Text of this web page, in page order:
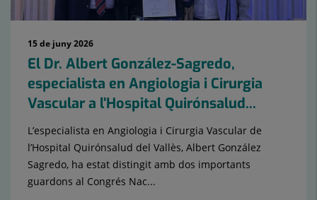
15 de juny 2026
El Dr. Albert González-Sagredo,
especialista en Angiologia i Cirurgia
Vascular a l’Hospital Quirónsalud...
L’especialista en Angiologia i Cirurgia Vascular de
l’Hospital Quirónsalud del Vallès, Albert González
Sagredo, ha estat distingit amb dos importants
guardons al Congrés Nac...